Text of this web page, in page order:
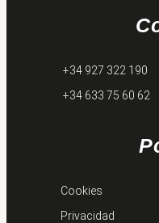
+34 927 322 190
+34 633 75 60 62
Cookies
Privacidad